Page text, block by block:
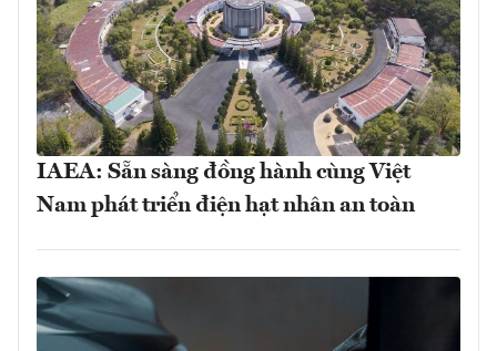
IAEA: Sẵn sàng đồng hành cùng Việt
Nam phát triển điện hạt nhân an toàn